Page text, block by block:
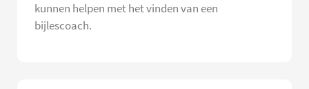
kunnen helpen met het vinden van een
bijlescoach.